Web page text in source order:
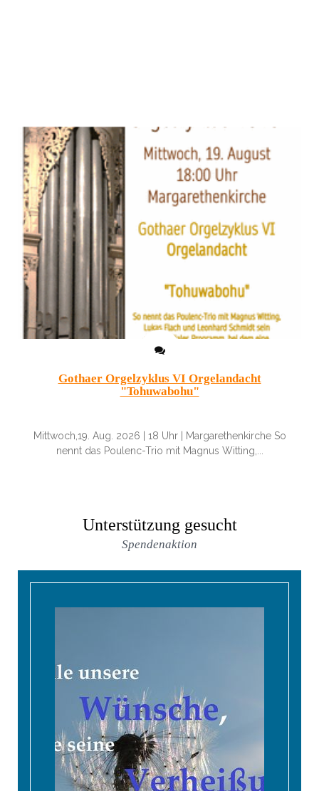
Gothaer Orgelzyklus VI Orgelandacht
"Tohuwabohu"
Mittwoch,19. Aug. 2026 | 18 Uhr | Margarethenkirche So
nennt das Poulenc-Trio mit Magnus Witting,...
Unterstützung gesucht
Spendenaktion